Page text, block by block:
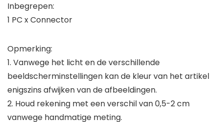
Inbegrepen:
1 PC x Connector
Opmerking:
1. Vanwege het licht en de verschillende
beeldscherminstellingen kan de kleur van het artikel
enigszins afwijken van de afbeeldingen.
2. Houd rekening met een verschil van 0,5-2 cm
vanwege handmatige meting.